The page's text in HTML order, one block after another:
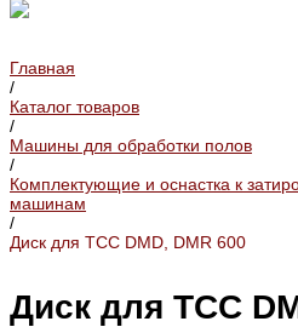
Главная
/
Каталог товаров
/
Машины для обработки полов
/
Комплектующие и оснастка к
машинам
/
Диск для ТСС DMD, DMR 600
Диск для ТСС